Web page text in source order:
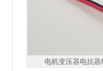
电机变压器电抗